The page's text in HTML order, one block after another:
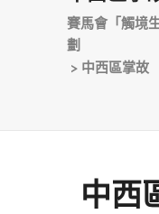
賽馬會「觸境
劃
> 中西區掌故
中西